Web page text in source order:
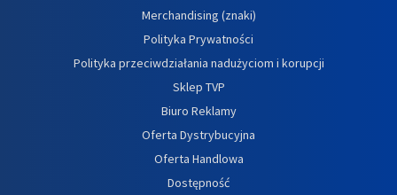
Merchandising (znaki)
Polityka Prywatności
Polityka przeciwdziałania nadużyciom i korupcji
Sklep TVP
Biuro Reklamy
Oferta Dystrybucyjna
Oferta Handlowa
Dostępność